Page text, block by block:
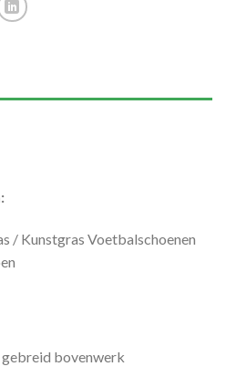
/ Kunstgras Voetbalschoenen
bovenwerk